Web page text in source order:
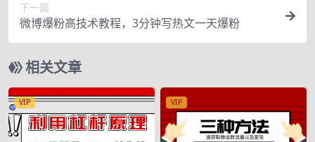
下一篇
微博爆粉高技术教程，3分钟写热文一天爆粉
相关文章
VIP VIP